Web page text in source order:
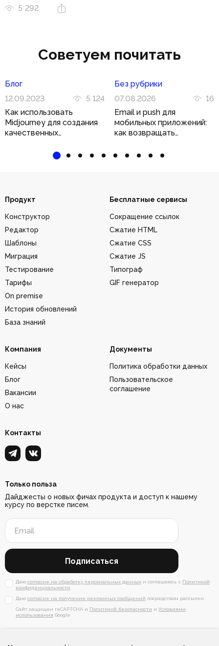
5 292
Советуем почитать
Блог
12.09.2023
5 124
Как использовать
Midjourney для создания
качественных
Без рубрики
07.08.2026
16
Email и push для
мобильных приложений:
как возвращать
каналами
Продукт
Конструктор
Редактор
Шаблоны
Миграция
Тестирование
Тарифы
On premise
История обновлений
База знаний
Бесплатные сервисы
Сокращение ссылок
Сжатие HTML
Сжатие CSS
Сжатие JS
Типограф
GIF генератор
Компания
Кейсы
Блог
Вакансии
О нас
Документы
Политика обработки данных
Пользовательское
соглашение
Контакты
Только польза
Дайджесты о новых фичах продукта и доступ к нашему
курсу по верстке писем.
Подписаться
Даю согласие на обработку персональных данных и соглашаюсь с Политикой
конфиденциальности
Даю согласие на получение рекламных сообщений посредством рассылки
Сайт защищен reCAPTCHA и Политикой безопасности и Условиями
использования Google